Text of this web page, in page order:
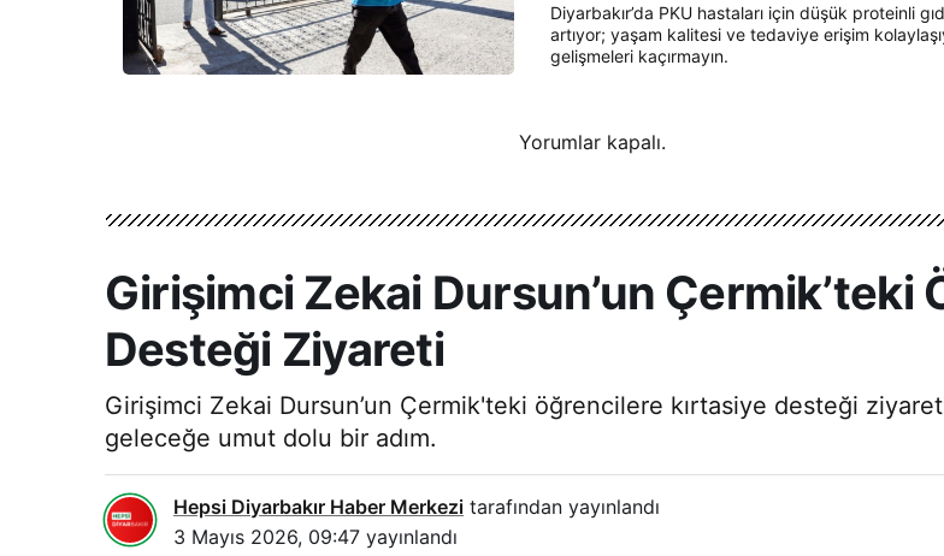
Diyarbakır’da PKU hastaları için düşük proteinli
artıyor; yaşam kalitesi ve tedaviye erişim
gelişmeleri kaçırmayın.
Yorumlar kapalı.
Girişimci Zekai Dursun’un Çermik’teki
Desteği Ziyareti
Girişimci Zekai Dursun’un Çermik'teki öğrencilere kırtasiye desteği
geleceğe umut dolu bir adım.
Hepsi Diyarbakır Haber Merkezi tarafından yayınlandı
3 Mayıs 2026, 09:47 yayınlandı